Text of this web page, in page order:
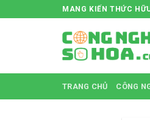
to
MANG KIẾN THỨC
TRANG CHỦ CÔNG